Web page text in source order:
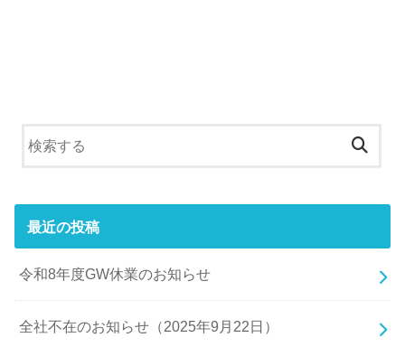
最近の投稿
令和8年度GW休業のお知らせ
全社不在のお知らせ（2025年9月22日）